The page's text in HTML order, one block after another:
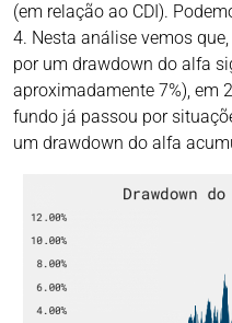
(em relação ao CDI).
4. Nesta análise vemos
por um drawdown do alfa
aproximadamente 7%), em
fundo já passou por
um drawdown do alfa